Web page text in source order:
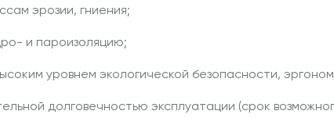
эрозии, гниения;
и пароизоляцию;
уровнем экологической безопасности,
долговечностью эксплуатации (срок